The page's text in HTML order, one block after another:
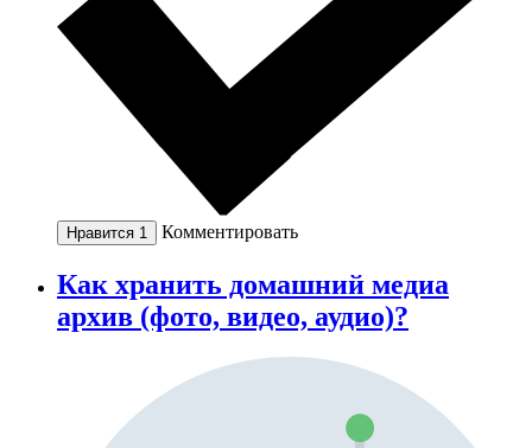
Нравится 1 Комментировать
Как хранить домашний медиа
архив (фото, видео, аудио)?